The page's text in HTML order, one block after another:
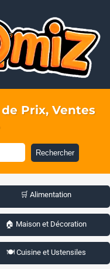
Prix, Ventes
Rechercher
🛒 Alimentation
🏠 Maison et Décoration
🍽️ Cuisine et Ustensiles